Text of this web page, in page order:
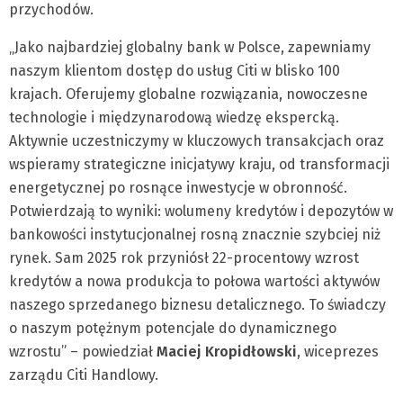
przychodów.
„Jako najbardziej globalny bank w Polsce, zapewniamy
naszym klientom dostęp do usług Citi w blisko 100
krajach. Oferujemy globalne rozwiązania, nowoczesne
technologie i międzynarodową wiedzę ekspercką.
Aktywnie uczestniczymy w kluczowych transakcjach oraz
wspieramy strategiczne inicjatywy kraju, od transformacji
energetycznej po rosnące inwestycje w obronność.
Potwierdzają to wyniki: wolumeny kredytów i depozytów w
bankowości instytucjonalnej rosną znacznie szybciej niż
rynek. Sam 2025 rok przyniósł 22-procentowy wzrost
kredytów a nowa produkcja to połowa wartości aktywów
naszego sprzedanego biznesu detalicznego. To świadczy
o naszym potężnym potencjale do dynamicznego
wzrostu” – powiedział Maciej Kropidłowski, wiceprezes
zarządu Citi Handlowy.